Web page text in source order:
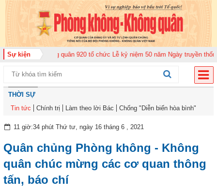
Sự kiện
đoàn Không quân 920 tổ chức Lễ kỷ niệm 50 năm Ngày truyền thống (12-
THỜI SỰ
Tin tức
Chính trị Làm theo lời Bác Chống "Diễn biến hòa bình"
11 giờ:34 phút Thứ tư, ngày 16 tháng 6 , 2021
Quân chủng Phòng không - Không
quân chúc mừng các cơ quan thông
tấn, báo chí